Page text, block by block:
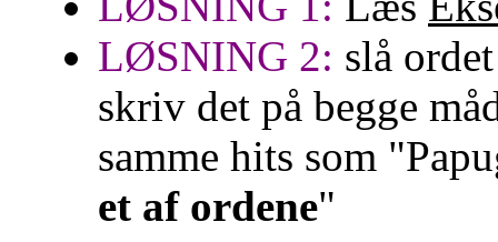
LØSNING 2: slå
skriv det på begge
samme hits som
et af ordene"